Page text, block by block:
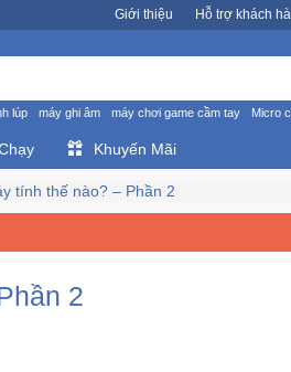
Giới thiệu Hỗ trợ khách
lúp máy ghi âm máy chơi game cầm tay Micro
Khuyến Mãi
tính thế nào? – Phần 2
2